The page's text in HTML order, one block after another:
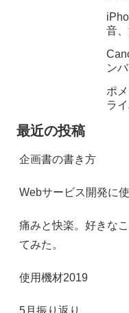
音
ン
ポ
ラ
最近の投稿
企画書の書き方
Webサービス開発に
痛みと快楽。好きな
てみた。
使用機材2019
5月振り返り